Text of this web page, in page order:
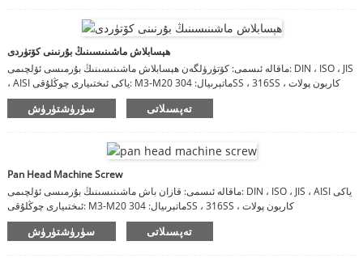
ھېسابلاش ماشىنىسىنىڭ بۇرنىنى كۆتۈردى
ماقالە ئىسمى: كۆتۈرۈلگەن ھېسابلاش ماشىنىسىنىڭ بۇرمىسى ئۆلچىمى: DIN ، ISO ، JIS
، AISI ياكى ئىختىيارى چوڭلۇقى: M3-M20 ماتېرىيال: 304SS ، 316SS ، كاربون پولات
سۈرۈشتۈرۈش تەپسىلاتى
Pan Head Machine Screw
ماقالە ئىسمى: قازان باش ماشىنىسىنىڭ بۇرمىسى ئۆلچىمى: DIN ، ISO ، JIS ، AISI ياكى
ئىختىيارى چوڭلۇقى: M3-M20 ماتېرىيال: 304SS ، 316SS ، كاربون پولات
سۈرۈشتۈرۈش تەپسىلاتى